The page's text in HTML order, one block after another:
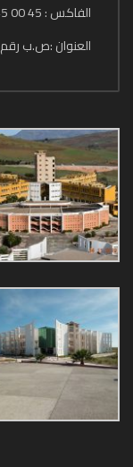
الفاكس : 45 00 45 031
العنوان :ص.ب رقم 26 .RP ميلة 43000 الجزائر